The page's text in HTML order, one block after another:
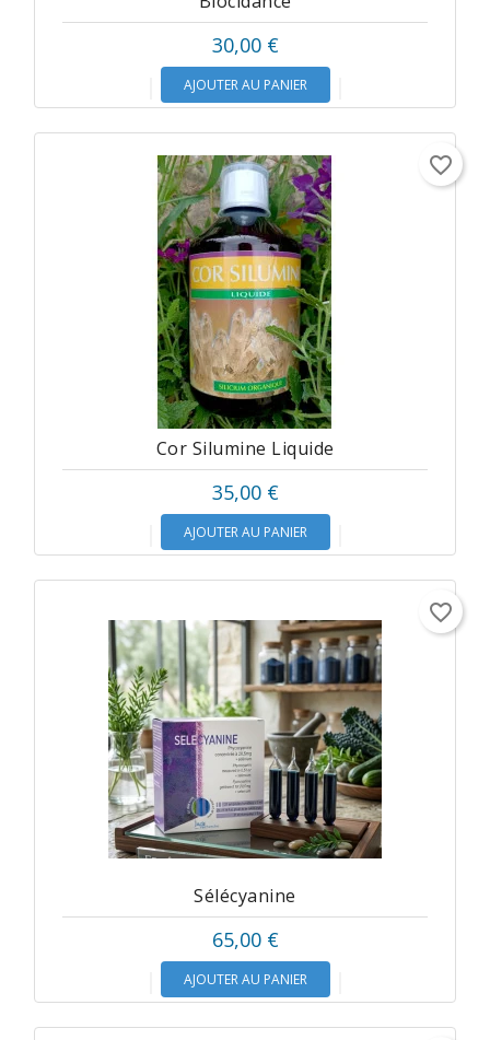
30,00 €
AJOUTER AU PANIER
Cor Silumine Liquide
35,00 €
AJOUTER AU PANIER
favorite_border
Sélécyanine
65,00 €
AJOUTER AU PANIER
favorite_border